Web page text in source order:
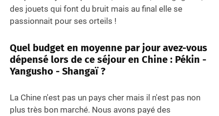
des jouets qui font du bruit mais au final elle se
passionnait pour ses orteils !
Quel budget en moyenne par jour avez-vous
dépensé lors de ce séjour en Chine : Pékin -
Yangusho - Shangaï ?
La Chine n'est pas un pays cher mais il n'est pas non
plus très bon marché. Nous avons payé des